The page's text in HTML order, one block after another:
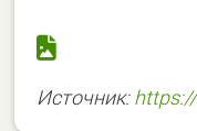
Источник: